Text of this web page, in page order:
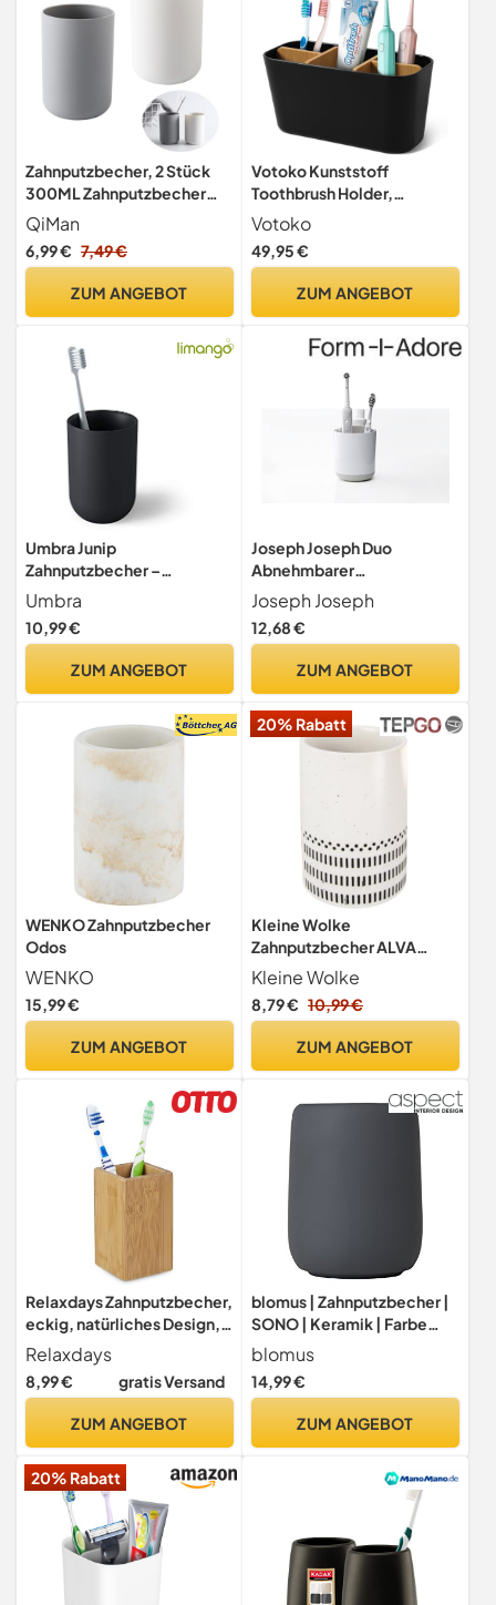
Zahnputzbecher, 2 Stück
300ML Zahnputzbecher
Kunststoff für Kinder &
Erwachsene, Einfache
Farbe Zahnbecher,
Grad - Kunststoff, Robust,
Weiß)
QiMan
6,99 € 7,49 €
ZUM ANGEBOT
Votoko Kunststoff
Toothbrush Holder,
Zahnbürstenhalter mit
Bambus Trennwänd,
Zahnbürstenständer mit 4
Zahnpastafach, Elektrische
Bad Büro Familie, Schwarz
Votoko
49,95 €
ZUM ANGEBOT
Umbra Junip
Zahnputzbecher –
moderner weißer
Harzhalter und Organizer,
perfekt für Zahnbürsten,
Verschiedene Badeartikel,
Umbra
10,99 €
ZUM ANGEBOT
Joseph Joseph Duo
Abnehmbarer
Zahnbürstenhalter,
kompatibel mit manuellen
und elektrischen
Organisator, weiß, klein
Joseph Joseph
12,68 €
ZUM ANGEBOT
WENKO Zahnputzbecher
Odos
WENKO
15,99 €
ZUM ANGEBOT
20% Rabatt
Kleine Wolke
Zahnputzbecher ALVA
Schwarz-Weiß
Kleine Wolke
8,79 € 10,99 €
ZUM ANGEBOT
Relaxdays Zahnputzbecher,
eckig, natürliches Design,
Bad Zahnbecher, Bambus
PU-beschichtet, HBT 11 x
6,5 x 6,5 cm, natur
Relaxdays
8,99 € gratis Versand
ZUM ANGEBOT
blomus | Zahnputzbecher |
SONO | Keramik | Farbe
Magnet | 11 x 8,5 x 8,5 cm,
Grau/Crew Fleece
blomus
14,99 €
ZUM ANGEBOT
20% Rabatt